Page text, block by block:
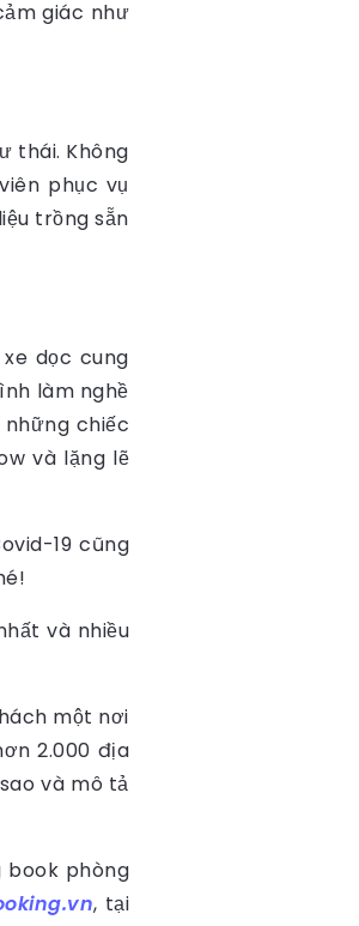
giác như
thái. Không
phục vụ
trồng sẵn
dọc cung
làm nghề
chiếc
và lặng lẽ
19 cũng
và nhiều
một nơi
2.000 địa
và mô tả
book phòng
, tại